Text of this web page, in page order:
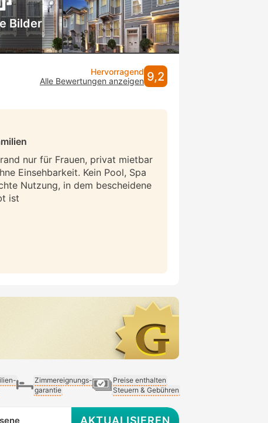
Bilder
Hervorragend
Alle Bewertungen anzeigen 9,2
nur für Frauen, privat mietbar
Einsehbarkeit. Kein Pool, Spa
Nutzung, in dem bescheidene
ist
Zimmereignungs-
garantie
Preise enthalten
Steuern & Gebühren
AKTUALISIEREN